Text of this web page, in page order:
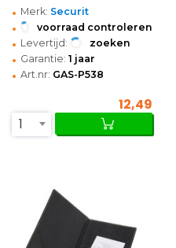
• Merk: Securit
• voorraad controleren
• Levertijd: zoeken
• Garantie: 1 jaar
• Art.nr: GAS-P538
12,49
1